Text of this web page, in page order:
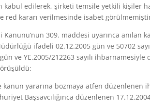
edilerek, şirketi temsile yetkili kişiler
red kararı verilmesinde isabet
Kanunu’nun 309. maddesi uyarınca anılan
ifadeli 02.12.2005 gün ve 50702
gün ve YE.2005/212263 sayılı
kanun yararına bozmaya atfen düzenlenen
Başsavcılığınca düzenlenen